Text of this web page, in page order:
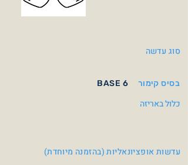
סוג עדשה
BASE 6 בסיס קימור
כלול באריזה
עדשות אופציונאליות (בהזמנה מיוחדת)